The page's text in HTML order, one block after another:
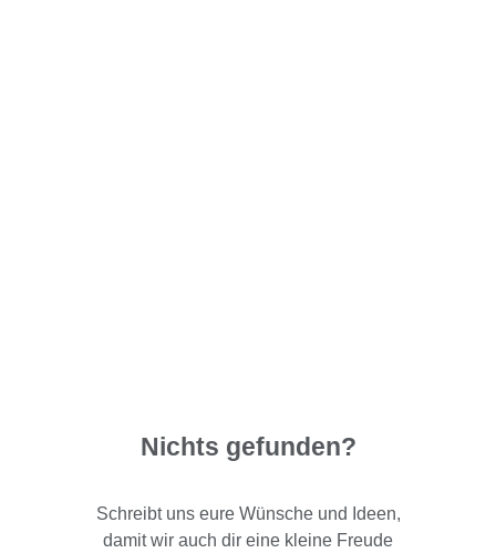
Nichts gefunden?
Schreibt uns eure Wünsche und Ideen,
damit wir auch dir eine kleine Freude